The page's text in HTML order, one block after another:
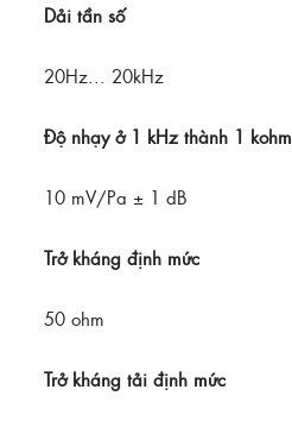
Dải tần số
20Hz... 20kHz
Độ nhạy ở 1 kHz thành 1 kohm
10 mV/Pa ± 1 dB
Trở kháng định mức
50 ohm
Trở kháng tải định mức